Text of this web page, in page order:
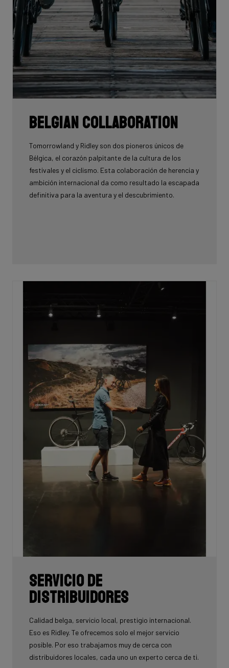
Belgian collaboration
Tomorrowland y Ridley son dos pioneros únicos de
Bélgica, el corazón palpitante de la cultura de los
festivales y el ciclismo. Esta colaboración de herencia y
ambición internacional da como resultado la escapada
definitiva para la aventura y el descubrimiento.
Servicio de
Distribuidores
Calidad belga, servicio local, prestigio internacional.
Eso es Ridley. Te ofrecemos solo el mejor servicio
posible. Por eso trabajamos muy de cerca con
distribuidores locales, cada uno un experto cerca de ti.